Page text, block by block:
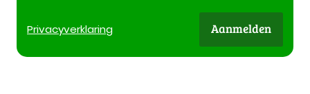
Privacyverklaring Aanmelden